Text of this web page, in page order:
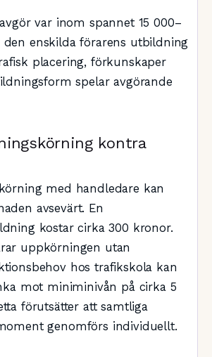
var inom spannet 15 000–
enskilda förarens utbildning
placering, förkunskaper
spelar avgörande
kontra
med handledare kan
avsevärt. En
kostar cirka 300 kronor.
uppkörningen utan
hos trafikskola kan
mot miniminivån på cirka 5
förutsätter att samtliga
genomförs individuellt.